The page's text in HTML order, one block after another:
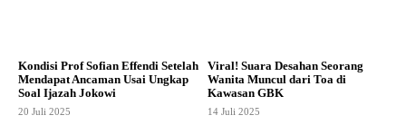
Kondisi Prof Sofian Effendi Setelah
Mendapat Ancaman Usai Ungkap
Soal Ijazah Jokowi
20 Juli 2025
Viral! Suara Desahan Seorang
Wanita Muncul dari Toa di
Kawasan GBK
14 Juli 2025